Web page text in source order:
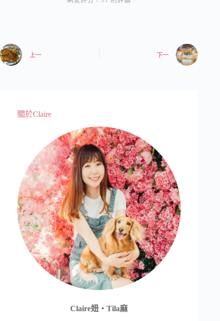
上一 下一
關於Claire
Claire妞‧Tila麻